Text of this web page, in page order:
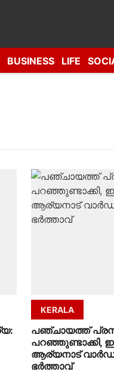
BUSINESS LIFE
KERALA
പഞ്ചായത്ത്
പറഞ്ഞുണ്ടാക്കി,
ആര്യനാട്
ഭര്‍ത്താവ്